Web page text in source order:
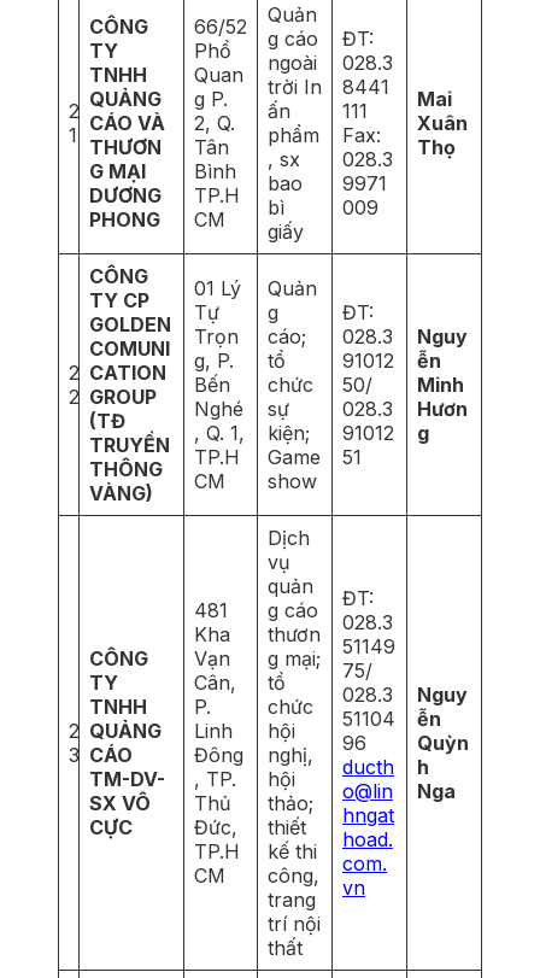
2
1
CÔNG
TY
TNHH
QUẢNG
CÁO VÀ
THƯƠN
G MẠI
DƯƠNG
PHONG
66/52
Phổ
Quan
g P.
2, Q.
Tân
Bình
TP.H
CM
Quản
g cáo
ngoài
trời In
ấn
phẩm
, sx
bao
bì
giấy
ĐT:
028.3
8441
111
Fax:
028.3
9971
009
Mai
Xuân
Thọ
2
2
CÔNG
TY CP
GOLDEN
COMUNI
CATION
GROUP
(TĐ
TRUYỀN
THÔNG
VÀNG)
01 Lý
Tự
Trọn
g, P.
Bến
Nghé
, Q. 1,
TP.H
CM
Quản
g
cáo;
tổ
chức
sự
kiện;
Game
show
ĐT:
028.3
91012
50/
028.3
91012
51
Nguy
ễn
Minh
Hươn
g
2
3
CÔNG
TY
TNHH
QUẢNG
CÁO
TM-DV-
SX VÔ
CỰC
481
Kha
Vạn
Cân,
P.
Linh
Đông
, TP.
Thủ
Đức,
TP.H
CM
Dịch
vụ
quản
g cáo
thươn
g mại;
tổ
chức
hội
nghị,
hội
thảo;
thiết
kế thi
công,
trang
trí nội
thất
ĐT:
028.3
51149
75/
028.3
51104
96
ducth
o@lin
hngat
hoad.
com.
vn
Nguy
ễn
Quỳn
h
Nga